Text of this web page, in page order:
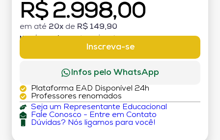
R$ 2.998,00
em até 20x de R$ 149,90
MATRÍCULA:
Inscreva-se
Infos pelo WhatsApp
Plataforma EAD Disponível 24h
Professores renomados
Seja um Representante Educacional
Fale Conosco - Entre em Contato
Dúvidas? Nós ligamos para você!